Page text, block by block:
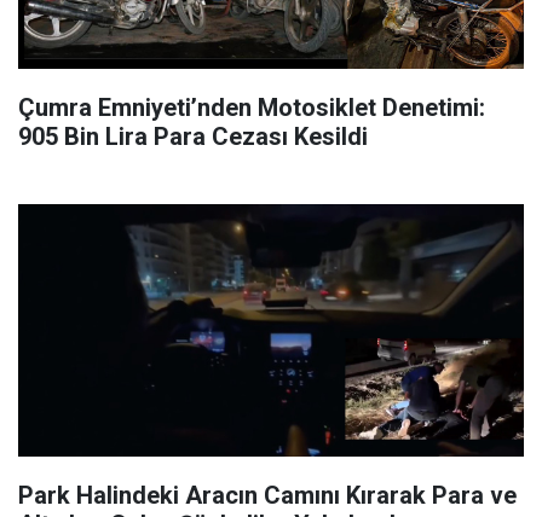
Çumra Emniyeti’nden Motosiklet Denetimi:
905 Bin Lira Para Cezası Kesildi
Park Halindeki Aracın Camını Kırarak Para ve